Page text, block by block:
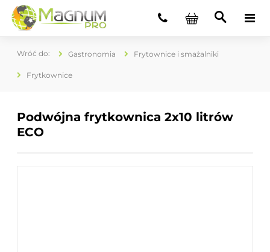
Gastronomia Frytownice i smażalniki
Frytkownice
Podwójna frytkownica 2x10 litrów
ECO